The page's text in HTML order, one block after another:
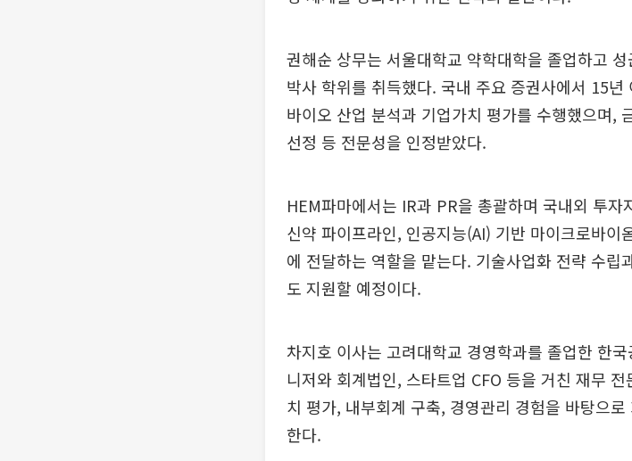
권해순 상무는 서울대학교 약학대학을 졸업하고
박사 학위를 취득했다. 국내 주요 증권사에서 15년
바이오 산업 분석과 기업가치 평가를 수행했으며,
선정 등 전문성을 인정받았다.
HEM파마에서는 IR과 PR을 총괄하며 국내외 투
신약 파이프라인, 인공지능(AI) 기반 마이크로바
에 전달하는 역할을 맡는다. 기술사업화 전략 수립
도 지원할 예정이다.
차지호 이사는 고려대학교 경영학과를 졸업한 한
니저와 회계법인, 스타트업 CFO 등을 거친 재무
치 평가, 내부회계 구축, 경영관리 경험을 바탕으
한다.